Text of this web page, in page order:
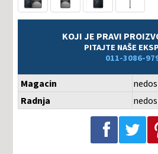
KOJI JE PRAVI
PITAJTE NAŠE
011-3086-
Magacin
Radnja
Podeli na Facebook-u Podeli na Twitter-u